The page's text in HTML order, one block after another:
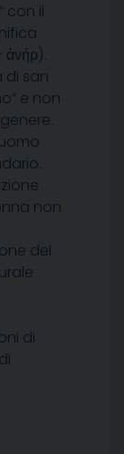
con il
di san
e non
non
del
di